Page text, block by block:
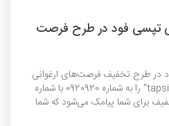
تومانی تپسی فود در طرح فرصت
در طرح تخفیف فرصت‌های ارغوانی
رایتل، کلمه "تپسی فود" یا "tapsifood" را به شماره 0920920 با شماره
برای شما پیامک می‌شود که شما